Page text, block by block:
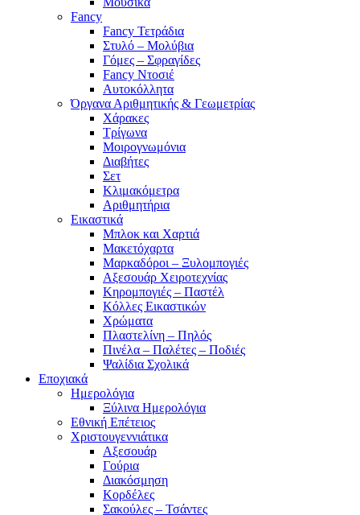
Fancy
Fancy Τετράδια
Στυλό – Μολύβια
Γόμες – Σφραγίδες
Fancy Ντοσιέ
Αυτοκόλλητα
Όργανα Αριθμητικής & Γεωμετρίας
Χάρακες
Τρίγωνα
Mοιρογνωμόνια
Διαβήτες
Σετ
Κλιμακόμετρα
Αριθμητήρια
Εικαστικά
Μπλοκ και Χαρτιά
Μακετόχαρτα
Μαρκαδόροι – Ξυλομπογιές
Αξεσουάρ Χειροτεχνίας
Κηρομπογιές – Παστέλ
Κόλλες Εικαστικών
Χρώματα
Πλαστελίνη – Πηλός
Πινέλα – Παλέτες – Ποδιές
Ψαλίδια Σχολικά
Εποχιακά
Ημερολόγια
Ξύλινα Ημερολόγια
Εθνική Επέτειος
Χριστουγεννιάτικα
Αξεσουάρ
Γούρια
Διακόσμηση
Κορδέλες
Σακούλες – Τσάντες